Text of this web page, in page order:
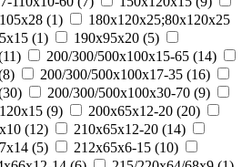
(1)
180х120х25;80х120х25
(1) 190х95х20 (5)
11) 200/300/500x100x15-65 (14)
8) 200/300/500x100x17-35 (16)
30) 200/300/500x100x30-70 (9)
(9) 200x65x12-20 (20)
(12) 210x65x12-20 (14)
(5) 212x65x6-15 (10)